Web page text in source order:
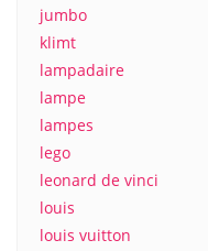
jumbo
klimt
lampadaire
lampe
lampes
lego
leonard de vinci
louis
louis vuitton